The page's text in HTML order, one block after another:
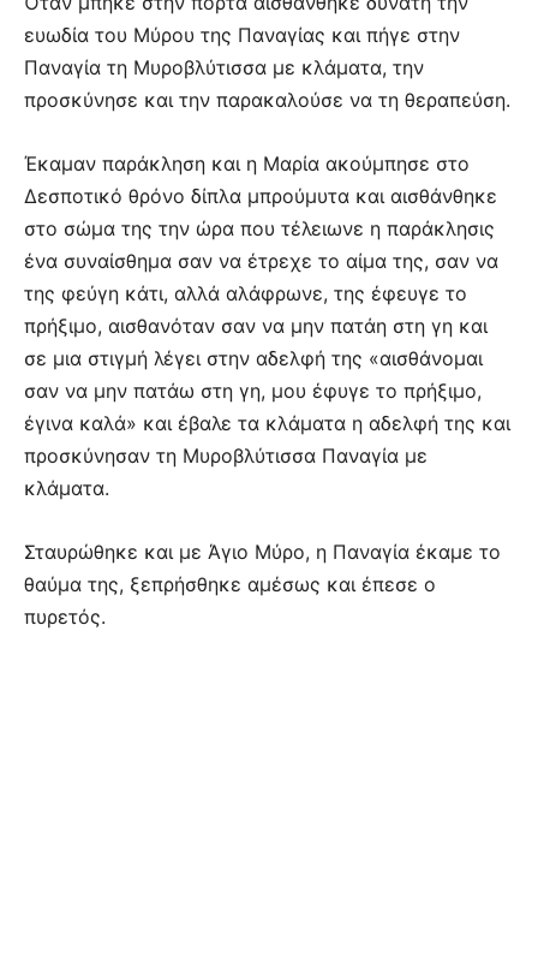
ευωδία του Μύρου της Παναγίας και πήγε στην
Παναγία τη Μυροβλύτισσα με κλάματα, την
προσκύνησε και την παρακαλούσε να τη θεραπεύση.
Έκαμαν παράκληση και η Μαρία ακούμπησε στο
Δεσποτικό θρόνο δίπλα μπρούμυτα και αισθάνθηκε
στο σώμα της την ώρα που τέλειωνε η παράκλησις
ένα συναίσθημα σαν να έτρεχε το αίμα της, σαν να
της φεύγη κάτι, αλλά αλάφρωνε, της έφευγε το
πρήξιμο, αισθανόταν σαν να μην πατάη στη γη και
σε μια στιγμή λέγει στην αδελφή της «αισθάνομαι
σαν να μην πατάω στη γη, μου έφυγε το πρήξιμο,
έγινα καλά» και έβαλε τα κλάματα η αδελφή της και
προσκύνησαν τη Μυροβλύτισσα Παναγία με
κλάματα.
Σταυρώθηκε και με Άγιο Μύρο, η Παναγία έκαμε το
θαύμα της, ξεπρήσθηκε αμέσως και έπεσε ο
πυρετός.